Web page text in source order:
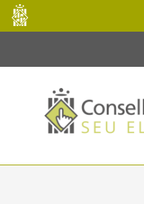
Salta al contingut principal
Consell
de
Mallorca